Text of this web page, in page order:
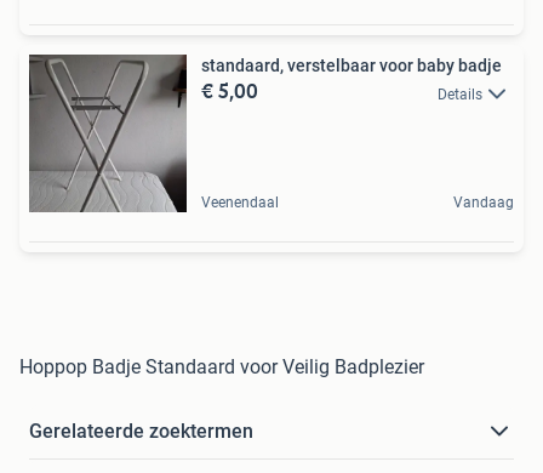
standaard, verstelbaar voor baby badje
€ 5,00 Details
Veenendaal Vandaag
Hoppop Badje Standaard voor Veilig Badplezier
Gerelateerde zoektermen